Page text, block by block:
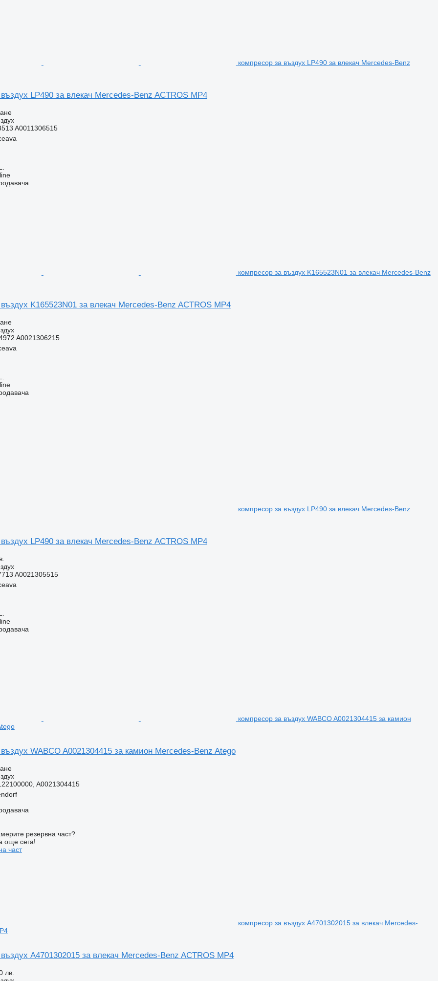
компресор за въздух LP490 за влекач Mercedes-Benz
LP490 за влекач Mercedes-Benz ACTROS MP4
A0011306515
компресор за въздух K165523N01 за влекач Mercedes-Benz
K165523N01 за влекач Mercedes-Benz ACTROS MP4
A0021306215
компресор за въздух LP490 за влекач Mercedes-Benz
LP490 за влекач Mercedes-Benz ACTROS MP4
A0021305515
компресор за въздух WABCO A0021304415 за камион
WABCO A0021304415 за камион Mercedes-Benz Atego
A0021304415
резервна част?
още сега!
част
компресор за въздух A4701302015 за влекач Mercedes-
A4701302015 за влекач Mercedes-Benz ACTROS MP4
лв.